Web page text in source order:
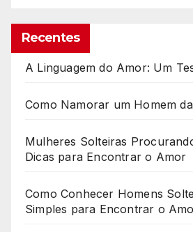
Recentes
A Linguagem do Amor: Um
Como Namorar um Homem
Mulheres Solteiras
Dicas para Encontrar o Amor
Como Conhecer Homens
Simples para Encontrar o